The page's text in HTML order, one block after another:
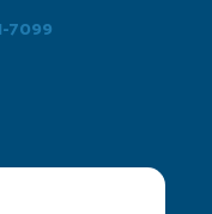
7099